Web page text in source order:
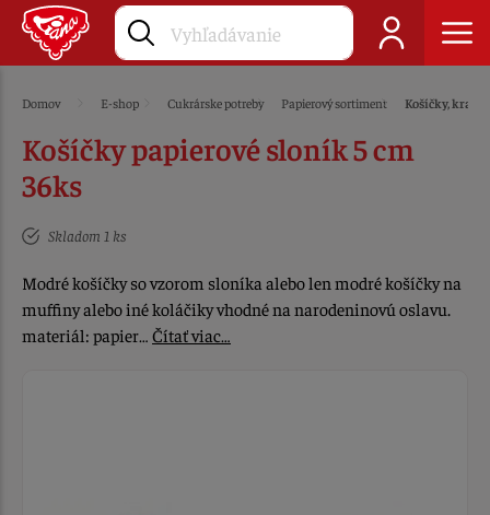
Domov E-shop Cukrárske potreby Papierový sortiment Košíčky, krajky
Košíčky papierové sloník 5 cm
36ks
Skladom 1 ks
Modré košíčky so vzorom sloníka alebo len modré košíčky na
muffiny alebo iné koláčiky vhodné na narodeninovú oslavu.
materiál: papier… Čítať viac…